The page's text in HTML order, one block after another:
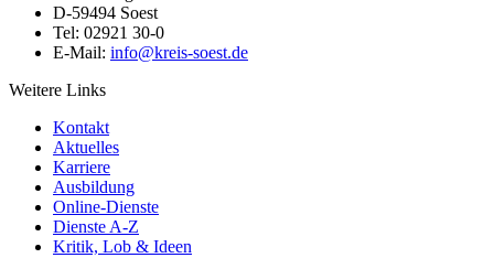
D-59494 Soest
Tel: 02921 30-0
E-Mail: info@​kreis-soest.de
Weitere Links
Kontakt
Aktuelles
Karriere
Ausbildung
Online-Dienste
Dienste A-Z
Kritik, Lob & Ideen